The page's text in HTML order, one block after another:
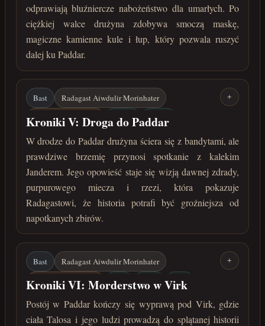
odprawiają bluźniercze nabożeństwo dla umarłych. Po
ciężkiej walce drużyna zdobywa smoczą maskę,
magiczne kamienne kule i łup, który pozwala ruszyć
dalej ku Paddar.
Bast
Radagast Aiwdulir Morinhater
Kampania Północna
Paddar
Jander
Purpurowy miecz
Gerhard
kwiecień 30 roku przed Zaćmieniem
+
Kroniki V: Droga do Paddar
W drodze do Paddar drużyna ściera się z bandytami, ale
prawdziwe brzemię przynosi spotkanie z kalekim
Janderem. Jego opowieść staje się wizją dawnej zdrady,
purpurowego miecza i rzezi, która pokazuje
Radagastowi, że historia potrafi być groźniejsza od
napotkanych zbirów.
Bast
Radagast Aiwdulir Morinhater
Kampania Północna
Virk Talos
Vorn
Lorsh
Spalony młyn
kwiecień 30 roku przed Zaćmieniem
+
Kroniki VI: Morderstwo w Virk
Postój w Paddar kończy się wyprawą pod Virk, gdzie
ciała Talosa i jego ludzi prowadzą do splątanej historii